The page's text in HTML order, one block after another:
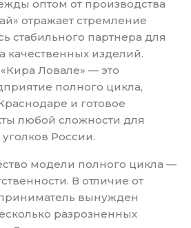
оптом от производства
отражает стремление
стабильного партнера для
качественных изделий.
Ловале» — это
полного цикла,
и готовое
любой сложности для
уголков России.
модели полного цикла —
В отличие от
вынужден
разрозненных